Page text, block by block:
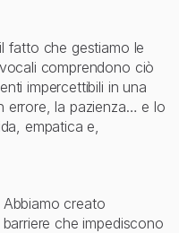
fatto che gestiamo le
comprendono ciò
impercettibili in una
errore, la pazienza… e lo
empatica e,
creato
che impediscono